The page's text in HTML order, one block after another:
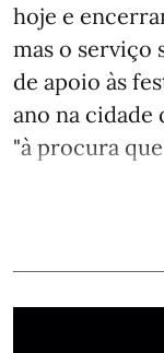
hoje e
mas o serviço
de apoio às
ano na cidade
"à procura